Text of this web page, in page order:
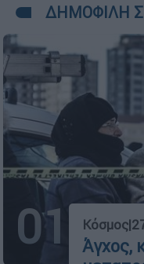
ΔΗΜΟΦΙΛΗ
01 Κόσμος|
Άγχος,